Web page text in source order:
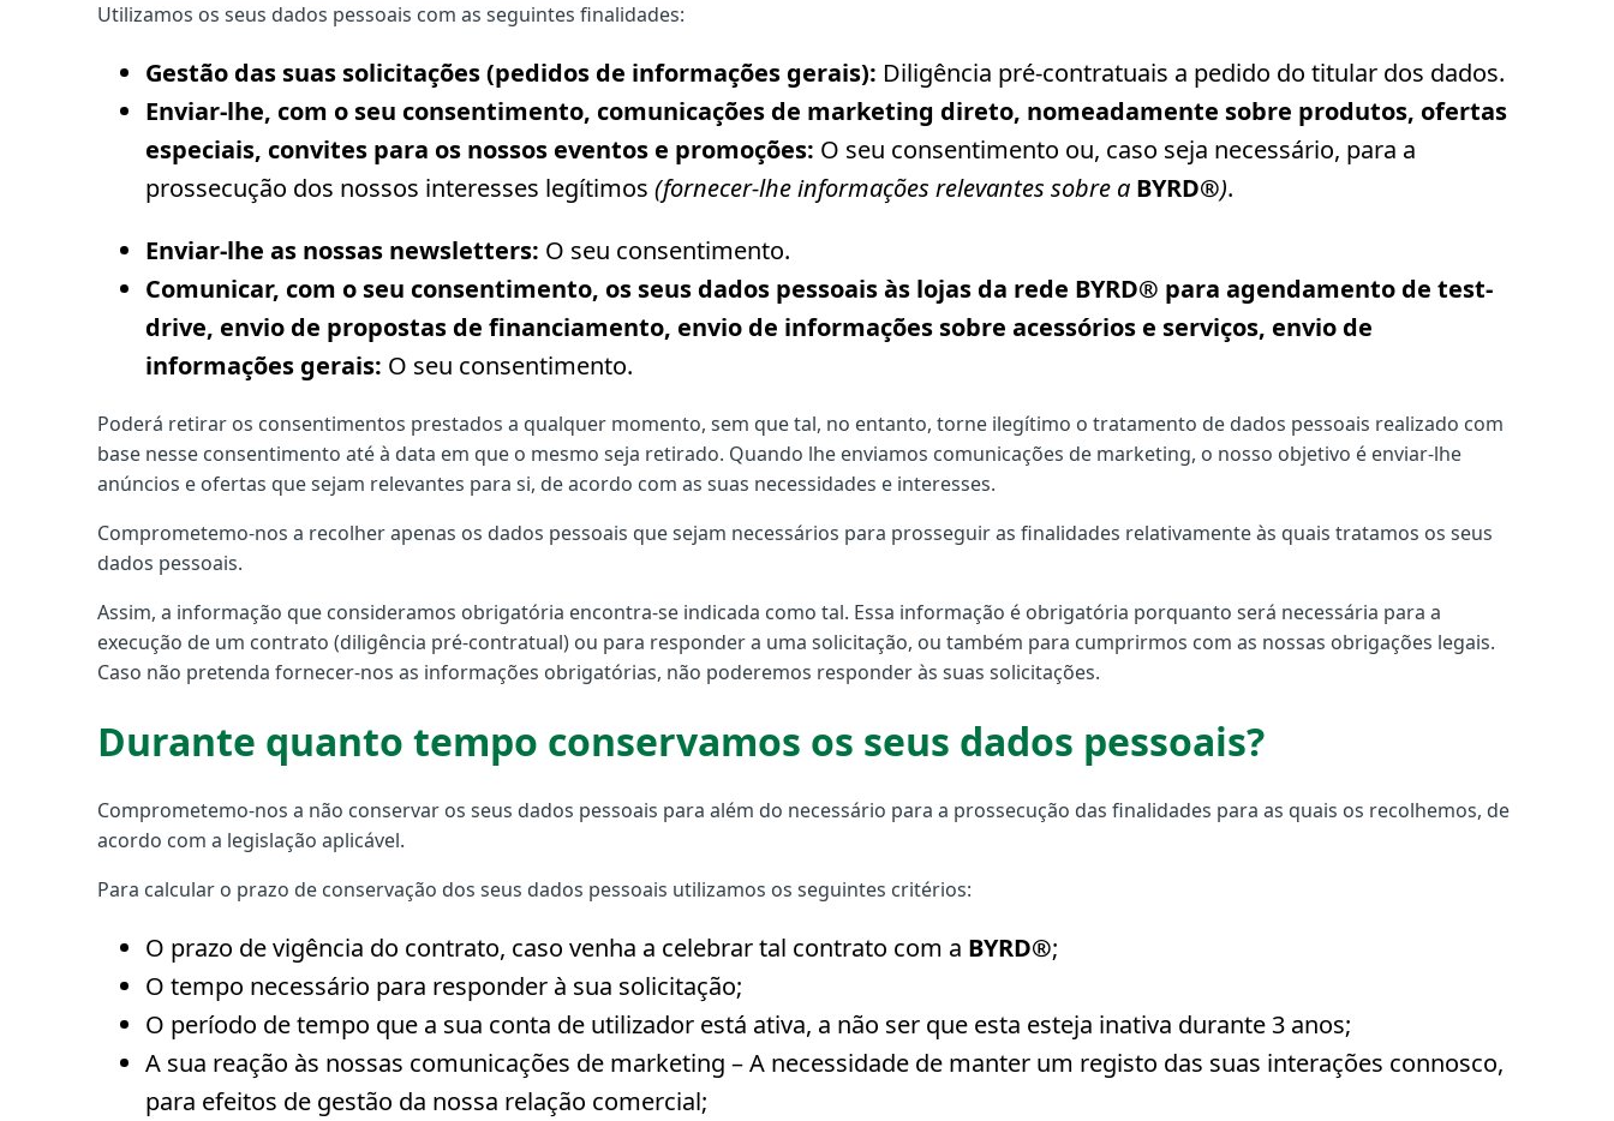
Utilizamos os seus dados pessoais com as seguintes finalidades:
Gestão das suas solicitações (pedidos de informações gerais): Diligência pré-contratuais a pedido do titular dos dados.
Enviar-lhe, com o seu consentimento, comunicações de marketing direto, nomeadamente sobre produtos, ofertas
especiais, convites para os nossos eventos e promoções: O seu consentimento ou, caso seja necessário, para a
prossecução dos nossos interesses legítimos(fornecer-lhe informações relevantes sobre a BYRD®).
Enviar-lhe as nossas newsletters: O seu consentimento.
Comunicar, com o seu consentimento, os seus dados pessoais às lojas da rede BYRD® para agendamento de test-
drive, envio de propostas de financiamento, envio de informações sobre acessórios e serviços, envio de
informações gerais: O seu consentimento.
Poderá retirar os consentimentos prestados a qualquer momento, sem que tal, no entanto, torne ilegítimo o tratamento de dados pessoais realizado com
base nesse consentimento até à data em que o mesmo seja retirado. Quando lhe enviamos comunicações de marketing, o nosso objetivo é enviar-lhe
anúncios e ofertas que sejam relevantes para si, de acordo com as suas necessidades e interesses.
Comprometemo-nos a recolher apenas os dados pessoais que sejam necessários para prosseguir as finalidades relativamente às quais tratamos os seus
dados pessoais.
Assim, a informação que consideramos obrigatória encontra-se indicada como tal. Essa informação é obrigatória porquanto será necessária para a
execução de um contrato (diligência pré-contratual) ou para responder a uma solicitação, ou também para cumprirmos com as nossas obrigações legais.
Caso não pretenda fornecer-nos as informações obrigatórias, não poderemos responder às suas solicitações.
Durante quanto tempo conservamos os seus dados pessoais?
Comprometemo-nos a não conservar os seus dados pessoais para além do necessário para a prossecução das finalidades para as quais os recolhemos, de
acordo com a legislação aplicável.
Para calcular o prazo de conservação dos seus dados pessoais utilizamos os seguintes critérios:
O prazo de vigência do contrato, caso venha a celebrar tal contrato com a BYRD®;
O tempo necessário para responder à sua solicitação;
O período de tempo que a sua conta de utilizador está ativa, a não ser que esta esteja inativa durante 3 anos;
A sua reação às nossas comunicações de marketing – A necessidade de manter um registo das suas interações connosco,
para efeitos de gestão da nossa relação comercial;